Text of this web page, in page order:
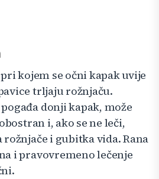
kojem se očni kapak uvije
trljaju rožnjaču.
donji kapak, može
i, ako se ne leči,
rožnjače i gubitka vida. Rana
i pravovremeno lečenje